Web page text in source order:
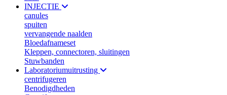
INJECTIE
canules
spuiten
vervangende naalden
Bloedafnameset
Kleppen, connectoren, sluitingen
Stuwbanden
Laboratoriumuitrusting
centrifugeren
Benodigdheden